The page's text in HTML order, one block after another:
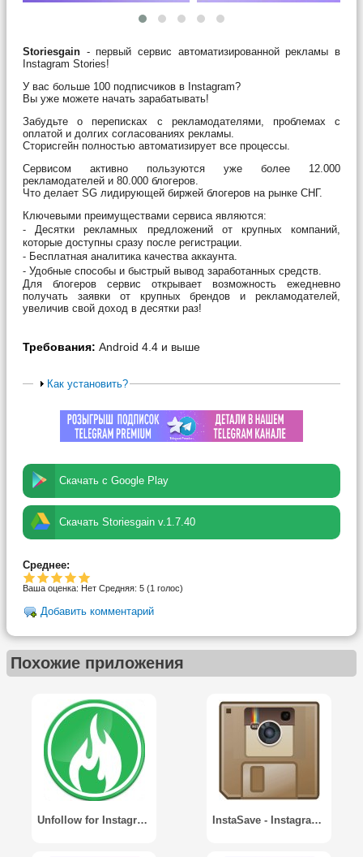
Storiesgain - первый сервис автоматизированной рекламы в
Instagram Stories!
У вас больше 100 подписчиков в Instagram?
Вы уже можете начать зарабатывать!
Забудьте о переписках с рекламодателями, проблемах с
оплатой и долгих согласованиях рекламы.
Сторисгейн полностью автоматизирует все процессы.
Сервисом активно пользуются уже более 12.000
рекламодателей и 80.000 блогеров.
Что делает SG лидирующей биржей блогеров на рынке СНГ.
Ключевыми преимуществами сервиса являются:
⁃ Десятки рекламных предложений от крупных компаний,
которые доступны сразу после регистрации.
⁃ Бесплатная аналитика качества аккаунта.
⁃ Удобные способы и быстрый вывод заработанных средств.
Для блогеров сервис открывает возможность ежедневно
получать заявки от крупных брендов и рекламодателей,
увеличив свой доход в десятки раз!
Требования: Android 4.4 и выше
Как установить?
Скачать с Google Play
Скачать Storiesgain v.1.7.40
Среднее:
Ваша оценка: Нет Средняя: 5 (1 голос)
Добавить комментарий
Похожие приложения
Unfollow for Instagram Pro InstaSave - Instagram Save